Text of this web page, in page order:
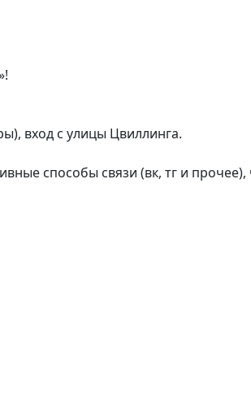
вход с улицы Цвиллинга.
способы связи (вк, тг и прочее),